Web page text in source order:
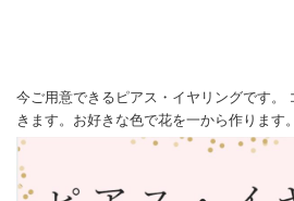
今ご用意できるピアス・イヤリングです。
きます。お好きな色で花を一から作ります。